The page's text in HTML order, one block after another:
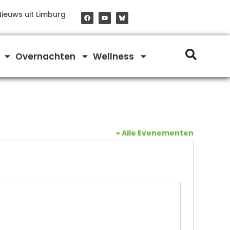
uit Limburg F
a
c
b
k
Y
o
u
u
Overnachten Wellness
« Alle Evenementen